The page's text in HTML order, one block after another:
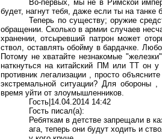
Во-первых, мы не в Римской
будет, нагнут тебя, даже если ты на танке
Теперь по существу; оружие
обращении. Сколько в армии случаев
хранении, отсыревший патрон может
ствол, оставлять обойму в бардачке.
Потому не хватайте незнакомые
наткнуться на китайский ПМ или ТТ он
противник легализации , просто
экстремальной ситуации? Для обороны
время уйти от злоумышленников.
Гость|14.04.2014 14:42
Гость писал(a):
Ребяткам в детстве запрещали в
ага, теперь они будут ходить и